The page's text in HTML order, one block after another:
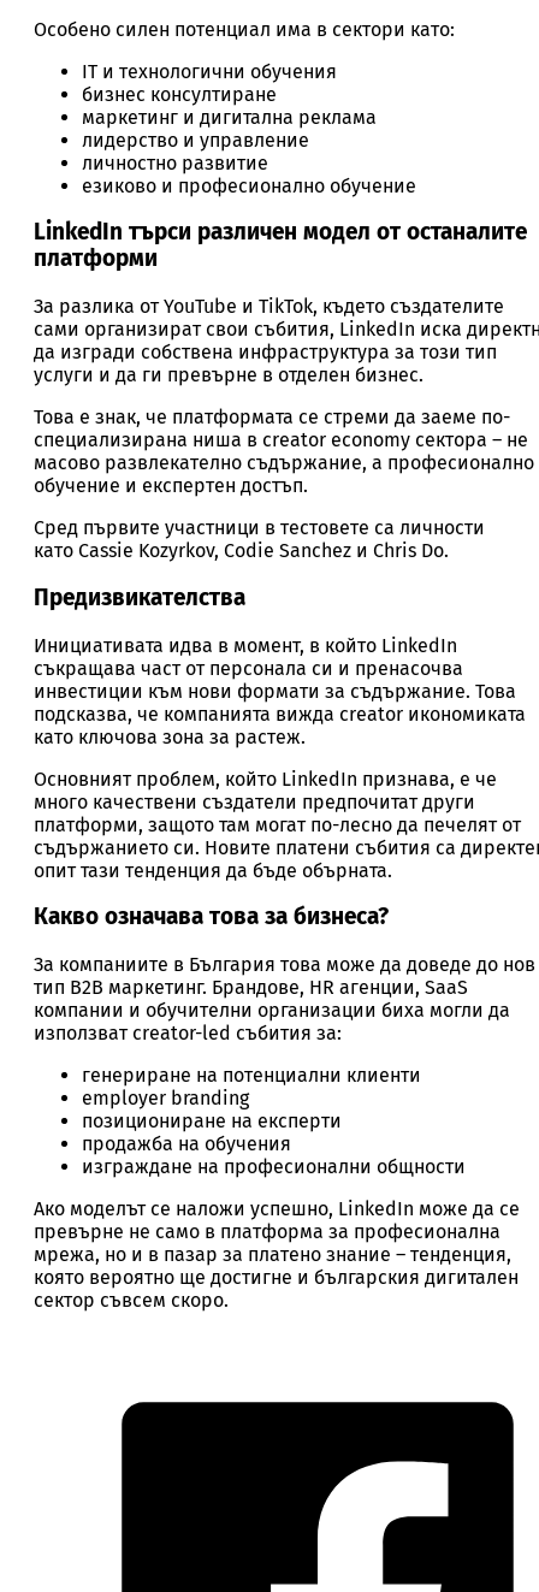
Особено силен потенциал има в сектори като:
IT и технологични обучения
бизнес консултиране
маркетинг и дигитална реклама
лидерство и управление
личностно развитие
езиково и професионално обучение
LinkedIn търси различен модел от останалите
платформи
За разлика от YouTube и TikTok, където създателите
сами организират свои събития, LinkedIn иска
да изгради собствена инфраструктура за този тип
услуги и да ги превърне в отделен бизнес.
Това е знак, че платформата се стреми да заеме по-
специализирана ниша в creator economy сектора – не
масово развлекателно съдържание, а професионално
обучение и експертен достъп.
Сред първите участници в тестовете са личности
като Cassie Kozyrkov, Codie Sanchez и Chris Do.
Предизвикателства
Инициативата идва в момент, в който LinkedIn
съкращава част от персонала си и пренасочва
инвестиции към нови формати за съдържание. Това
подсказва, че компанията вижда creator икономиката
като ключова зона за растеж.
Основният проблем, който LinkedIn признава, е че
много качествени създатели предпочитат други
платформи, защото там могат по-лесно да печелят от
съдържанието си. Новите платени събития са
опит тази тенденция да бъде обърната.
Какво означава това за бизнеса?
За компаниите в България това може да доведе до нов
тип B2B маркетинг. Брандове, HR агенции, SaaS
компании и обучителни организации биха могли да
използват creator-led събития за:
генериране на потенциални клиенти
employer branding
позициониране на експерти
продажба на обучения
изграждане на професионални общности
Ако моделът се наложи успешно, LinkedIn може да се
превърне не само в платформа за професионална
мрежа, но и в пазар за платено знание – тенденция,
която вероятно ще достигне и българския дигитален
сектор съвсем скоро.